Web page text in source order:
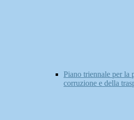
Piano triennale per la
corruzione e della